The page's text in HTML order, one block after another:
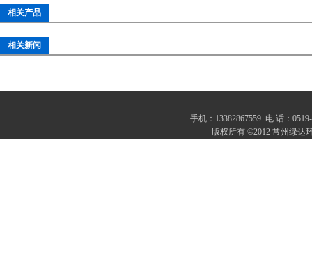
相关产品
相关新闻
手机：13382867559 电 话：
版权所有 ©2012 常州绿达